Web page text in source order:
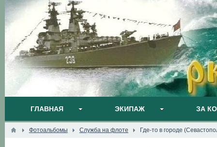
ГЛАВНАЯ ЭКИПАЖ ЗА
Фотоальбомы Служба на флоте Где-то в городе